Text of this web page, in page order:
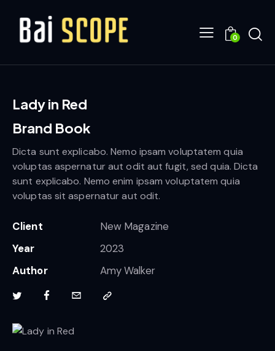
0
Lady in Red
Brand Book
Dicta sunt explicabo. Nemo ipsam voluptatem quia
voluptas aspernatur aut odit aut fugit, sed quia. Dicta
sunt explicabo. Nemo enim ipsam voluptatem quia
voluptas sit aspernatur aut odit.
Client
New Magazine
Year
2023
Author
Amy Walker